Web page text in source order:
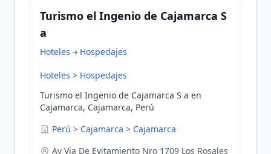
Turismo el Ingenio de Cajamarca S
a
Hoteles Hospedajes
Hoteles > Hospedajes
Turismo el Ingenio de Cajamarca S a en
Cajamarca, Cajamarca, Perú
Perú > Cajamarca > Cajamarca
Av Via De Evitamiento Nro 1709 Los Rosales